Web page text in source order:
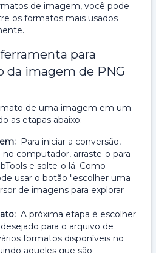
de imagem, você pode
os formatos mais usados
para
da imagem de PNG
de uma imagem em um
as etapas abaixo:
Para iniciar a conversão,
no computador, arraste-o para
e solte-o lá. Como
usar o botão "escolher uma
de imagens para explorar
A próxima etapa é escolher
para o arquivo de
formatos disponíveis no
aqueles que são